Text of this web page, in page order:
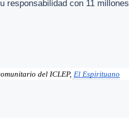
responsabilidad con 11 millones
del ICLEP, El Espirituano